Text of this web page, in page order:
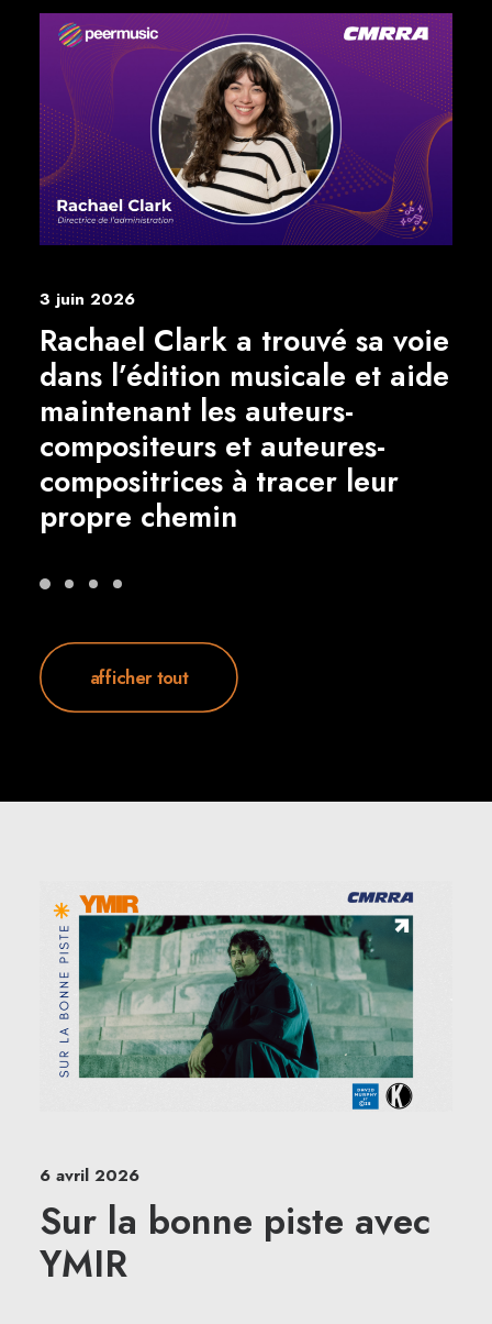
3 juin 2026
Rachael Clark a trouvé sa voie
dans l’édition musicale et aide
maintenant les auteurs-
compositeurs et auteures-
compositrices à tracer leur
propre chemin
afficher tout
6 avril 2026
Sur la bonne piste avec
YMIR